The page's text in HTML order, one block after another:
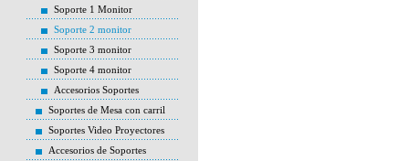
Soporte 1 Monitor
Soporte 2 monitor
Soporte 3 monitor
Soporte 4 monitor
Accesorios Soportes
Soportes de Mesa con carril
Soportes Video Proyectores
Accesorios de Soportes